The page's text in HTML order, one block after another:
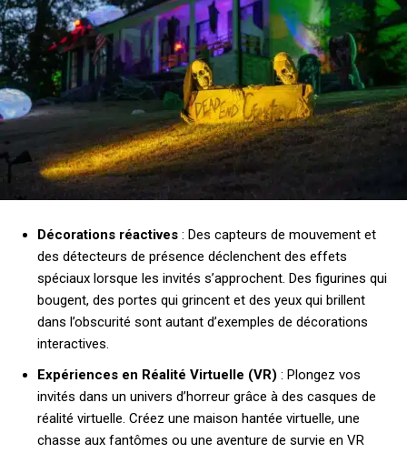
Décorations réactives : Des capteurs de mouvement et
des détecteurs de présence déclenchent des effets
spéciaux lorsque les invités s’approchent. Des figurines qui
bougent, des portes qui grincent et des yeux qui brillent
dans l’obscurité sont autant d’exemples de décorations
interactives.
Expériences en Réalité Virtuelle (VR) : Plongez vos
invités dans un univers d’horreur grâce à des casques de
réalité virtuelle. Créez une maison hantée virtuelle, une
chasse aux fantômes ou une aventure de survie en VR